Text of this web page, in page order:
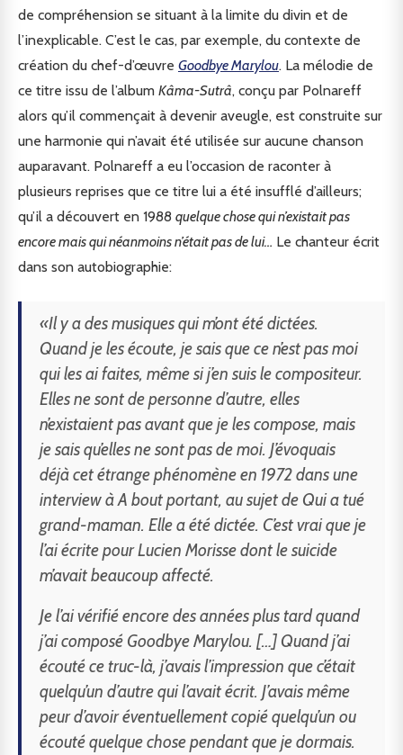
de compréhension se situant à la limite du divin et de
l’inexplicable. C’est le cas, par exemple, du contexte de
création du chef-d’œuvre Goodbye Marylou. La mélodie de
ce titre issu de l’album Kâma-Sutrâ, conçu par Polnareff
alors qu’il commençait à devenir aveugle, est construite sur
une harmonie qui n’avait été utilisée sur aucune chanson
auparavant. Polnareff a eu l’occasion de raconter à
plusieurs reprises que ce titre lui a été insufflé d’ailleurs;
qu’il a découvert en 1988 quelque chose qui n’existait pas
encore mais qui néanmoins n’était pas de lui… Le chanteur écrit
dans son autobiographie:
«Il y a des musiques qui m’ont été dictées.
Quand je les écoute, je sais que ce n’est pas moi
qui les ai faites, même si j’en suis le compositeur.
Elles ne sont de personne d’autre, elles
n’existaient pas avant que je les compose, mais
je sais qu’elles ne sont pas de moi. J’évoquais
déjà cet étrange phénomène en 1972 dans une
interview àA bout portant, au sujet de Qui a tué
grand-maman. Elle a été dictée. C’est vrai que je
l’ai écrite pour Lucien Morisse dont le suicide
m’avait beaucoup affecté.
Je l’ai vérifié encore des années plus tard quand
j’ai composé Goodbye Marylou. […] Quand j’ai
écouté ce truc-là, j’avais l’impression que c’était
quelqu’un d’autre qui l’avait écrit. J’avais même
peur d’avoir éventuellement copié quelqu’un ou
écouté quelque chose pendant que je dormais.